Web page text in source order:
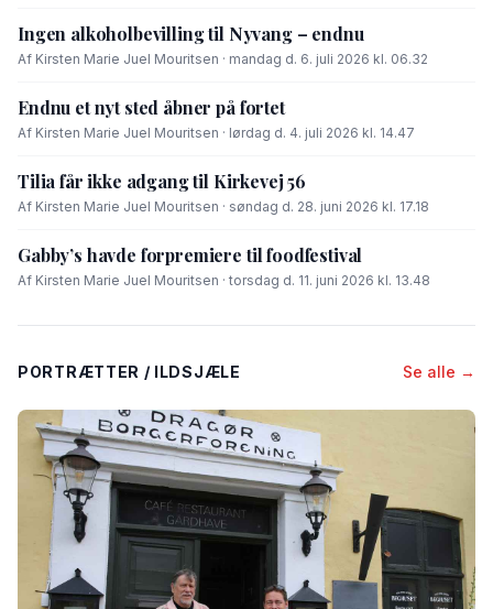
Ingen alkoholbevilling til Nyvang – endnu
Af Kirsten Marie Juel Mouritsen · mandag d. 6. juli 2026 kl. 06.32
Endnu et nyt sted åbner på fortet
Af Kirsten Marie Juel Mouritsen · lørdag d. 4. juli 2026 kl. 14.47
Tilia får ikke adgang til Kirkevej 56
Af Kirsten Marie Juel Mouritsen · søndag d. 28. juni 2026 kl. 17.18
Gabby’s havde forpremiere til foodfestival
Af Kirsten Marie Juel Mouritsen · torsdag d. 11. juni 2026 kl. 13.48
PORTRÆTTER / ILDSJÆLE Se alle →